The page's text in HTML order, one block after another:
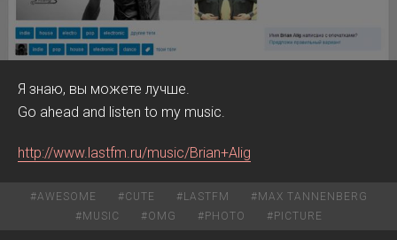
Я знаю, вы можете лучше.
Go ahead and listen to my music.
http://www.lastfm.ru/music/Brian+Alig
#AWESOME #CUTE #LASTFM #MAX TANNENBERG
#MUSIC #OMG #PHOTO #PICTURE